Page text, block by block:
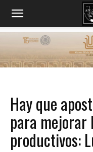
Hay que
para mejorar
productivos: